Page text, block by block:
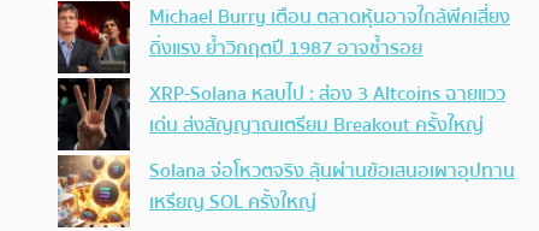
Michael Burry เตือน ตลาดหุ้นอาจใกล้พีคเสี่ยง
ดิ่งแรง ย้ำวิกฤตปี 1987 อาจซ้ำรอย
XRP-Solana หลบไป : ส่อง 3 Altcoins ฉายแวว
เด่น ส่งสัญญาณเตรียม Breakout ครั้งใหญ่
Solana จ่อโหวตจริง ลุ้นผ่านข้อเสนอเผาอุปทาน
เหรียญ SOL ครั้งใหญ่